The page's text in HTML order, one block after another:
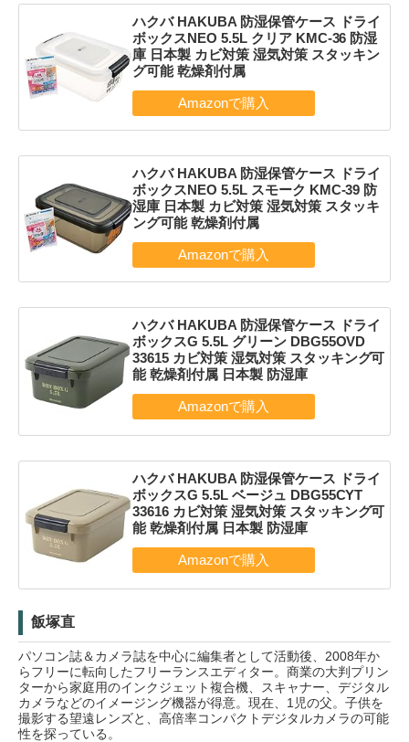
ハクバ HAKUBA 防湿保管ケース ドライ
ボックスNEO 5.5L クリア KMC-36 防湿
庫 日本製 カビ対策 湿気対策 スタッキン
グ可能 乾燥剤付属
ハクバ HAKUBA 防湿保管ケース ドライ
ボックスNEO 5.5L スモーク KMC-39 防
湿庫 日本製 カビ対策 湿気対策 スタッキ
ング可能 乾燥剤付属
ハクバ HAKUBA 防湿保管ケース ドライ
ボックスG 5.5L グリーン DBG55OVD
33615 カビ対策 湿気対策 スタッキング可
能 乾燥剤付属 日本製 防湿庫
ハクバ HAKUBA 防湿保管ケース ドライ
ボックスG 5.5L ベージュ DBG55CYT
33616 カビ対策 湿気対策 スタッキング可
能 乾燥剤付属 日本製 防湿庫
飯塚直
パソコン誌＆カメラ誌を中心に編集者として活動後、2008年か
らフリーに転向したフリーランスエディター。商業の大判プリン
ターから家庭用のインクジェット複合機、スキャナー、デジタル
カメラなどのイメージング機器が得意。現在、1児の父。子供を
撮影する望遠レンズと、高倍率コンパクトデジタルカメラの可能
性を探っている。